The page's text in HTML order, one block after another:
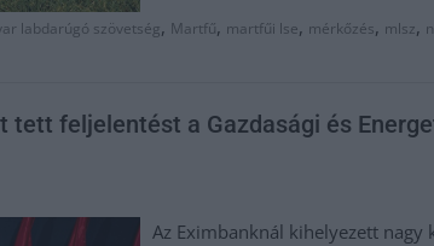
labdarúgó szövetség, Martfű, martfűi lse, mérkőzés, mlsz,
feljelentést a Gazdasági és
Az Eximbanknál kihelyezett nagy